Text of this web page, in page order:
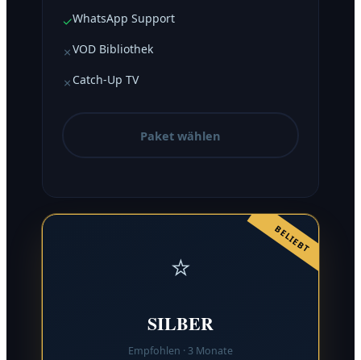
✓WhatsApp Support
✗VOD Bibliothek
✗ Catch-Up TV
Paket wählen
BELIEBT
⭐
SILBER
Empfohlen · 3 Monate